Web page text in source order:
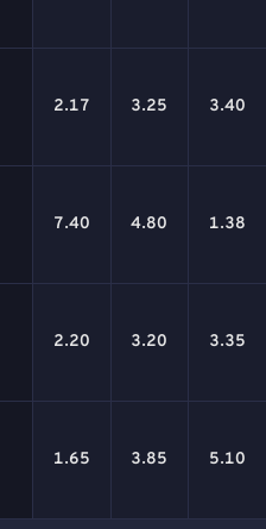
2.17 3.25 3.40
7.40 4.80 1.38
2.20 3.20 3.35
1.65 3.85 5.10